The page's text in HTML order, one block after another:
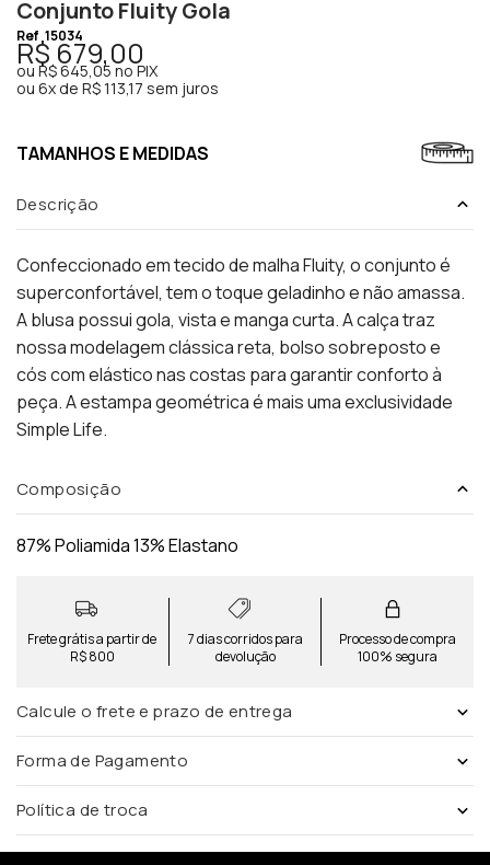
Conjunto Fluity Gola
Ref 15034
R$ 679,00
ou R$ 645,05 no PIX
ou 6x de R$ 113,17 sem juros
TAMANHOS E MEDIDAS
Descrição
Confeccionado em tecido de malha Fluity, o conjunto é
superconfortável, tem o toque geladinho e não amassa.
A blusa possui gola, vista e manga curta. A calça traz
nossa modelagem clássica reta, bolso sobreposto e
cós com elástico nas costas para garantir conforto à
peça. A estampa geométrica é mais uma exclusividade
Simple Life.
Composição
87% Poliamida 13% Elastano
Frete grátis a partir de
R$ 800
7 dias corridos para
devolução
Processo de compra
100% segura
Calcule o frete e prazo de entrega
Forma de Pagamento
Política de troca